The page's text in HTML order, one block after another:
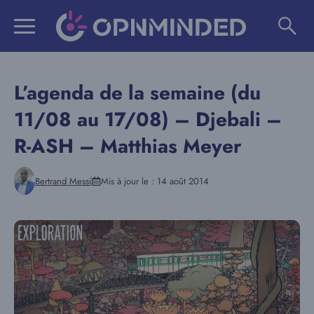
L’agenda de la semaine (du
11/08 au 17/08) – Djebali –
R-ASH – Matthias Meyer
Bertrand Messi Mis à jour le : 14 août 2014